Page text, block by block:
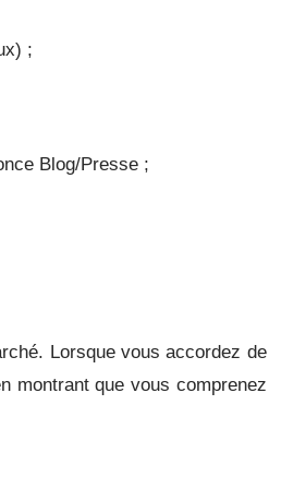
;
Blog/Presse ;
Lorsque vous accordez de
montrant que vous comprenez